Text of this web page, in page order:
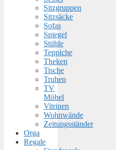
Sitzgruppen
Sitzsäcke
Sofas
Spiegel
Stühle
Teppiche
Theken
Tische
Truhen
TV
Möbel
Vitrinen
Wohnwände
Zeitungsständer
Orga
Regale